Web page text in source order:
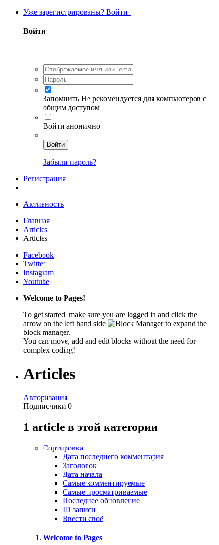
Уже зарегистрированы? Войти
Войти
Запомнить Не рекомендуется для компьютеров с
общим доступом
Войти анонимно
Войти
Забыли пароль?
Регистрация
Активность
Главная
Articles
Articles
Facebook
Twitter
Instagram
Youtube
Welcome to Pages!
To get started, make sure you are logged in and click the
arrow on the left hand side
to expand the
block manager.
You can move, add and edit blocks without the need for
complex coding!
Articles
Авторизация
Подписчики 0
1 article в этой категории
Сортировка
Дата последнего комментария
Заголовок
Дата начала
Самые комментируемые
Самые просматриваемые
Последнее обновление
ID записи
Ввести своё
Welcome to Pages